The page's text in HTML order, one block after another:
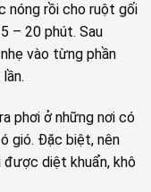
nóng rồi cho ruột gối
– 20 phút. Sau
vào từng phần
phơi ở những nơi có
gió. Đặc biệt, nên
diệt khuẩn, khô